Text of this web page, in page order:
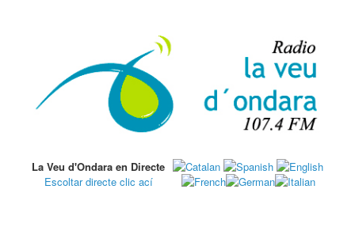
La Veu d'Ondara en Directe
Escoltar directe clic ací